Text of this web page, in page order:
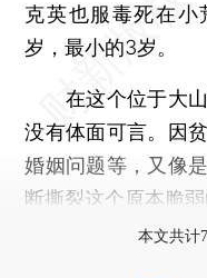
克英也服毒死在
岁，最小的3岁。
在这个位于大山
没有体面可言。因
婚姻问题等，又像
断撕裂这个原本脆弱
本文共计